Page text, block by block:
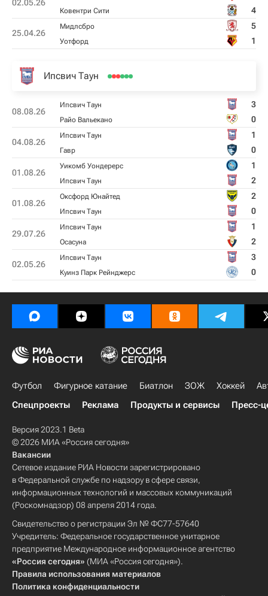
02.05.26
Ковентри Сити 4
25.04.26
Мидлсбро 5
Уотфорд 1
Ипсвич Таун
08.08.26
Ипсвич Таун 3
Райо Вальекано 0
04.08.26
Ипсвич Таун 1
Гавр 0
01.08.26
Уикомб Уондерерс 1
Ипсвич Таун 2
01.08.26
Оксфорд Юнайтед 2
Ипсвич Таун 0
29.07.26
Ипсвич Таун 1
Осасуна 2
02.05.26
Ипсвич Таун 3
Куинз Парк Рейнджерс 0
Футбол Фигурное катание Биатлон ЗОЖ Хоккей
Спецпроекты
Реклама Продукты и сервисы Пресс-
Версия 2023.1 Beta
© 2026 МИА «Россия сегодня»
Вакансии
Сетевое издание РИА Новости зарегистрировано
в Федеральной службе по надзору в сфере связи,
информационных технологий и массовых коммуникаций
(Роскомнадзор) 08 апреля 2014 года.
Свидетельство о регистрации Эл № ФС77-57640
Учредитель: Федеральное государственное унитарное
предприятие Международное информационное агентство
«Россия сегодня» (МИА «Россия сегодня»).
Правила использования материалов
Политика конфиденциальности